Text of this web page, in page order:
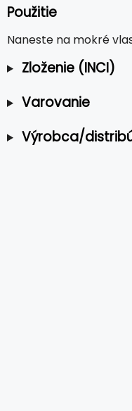
Použitie
Naneste na mokré
Zloženie (INCI)
Varovanie
Výrobca/